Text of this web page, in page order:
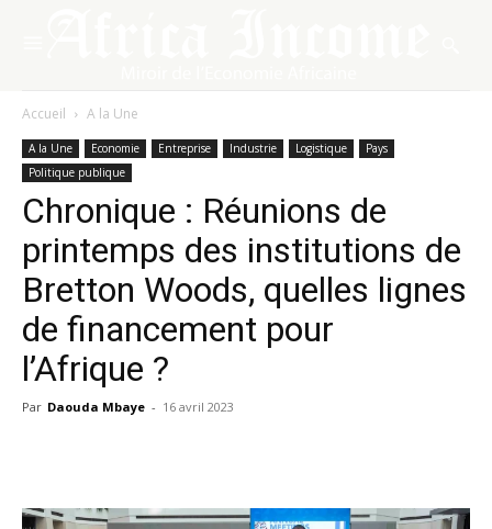
Accueil A la Une
A la Une Economie Entreprise Industrie Logistique
Pays
Politique publique
Chronique : Réunions de
printemps des institutions de
Bretton Woods, quelles lignes
de financement pour
l’Afrique ?
Par Daouda Mbaye - 16 avril 2023